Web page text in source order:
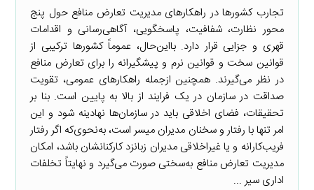
تجارب کشورها در راهکارهای مدیریت تعارض منافع حول پنج
محور نظارت، شفافیت، پاسخگویی، آگاهی‌رسانی و اقدامات
قهری و جزایی قرار دارد. بااین‌حال، عموماً کشورها ترکیبی از
قوانین سخت و قوانین نرم و پیشگیرانه را برای تعارض منافع
در نظر می‌گیرند. همچنین ازجمله راهکارهای عمومی، تقویت
صداقت در سازمان در یک فرایند از بالا به پایین است. بنا بر
تحقیقات، فضای اخلاقی باید در سازمان‌ها نهادینه شود و این
امر تنها با رفتار و سخنان مدیران میسر است، به‌نحوی‌که اگر رفتار
فریب‌کارانه و یا غیراخلاقی مدیران زبانزد کارکنانشان باشد، امکان
مدیریت تعارض منافع به‌سختی صورت می‌گیرد و نهایتاً تخلفات
اداری سیر ...